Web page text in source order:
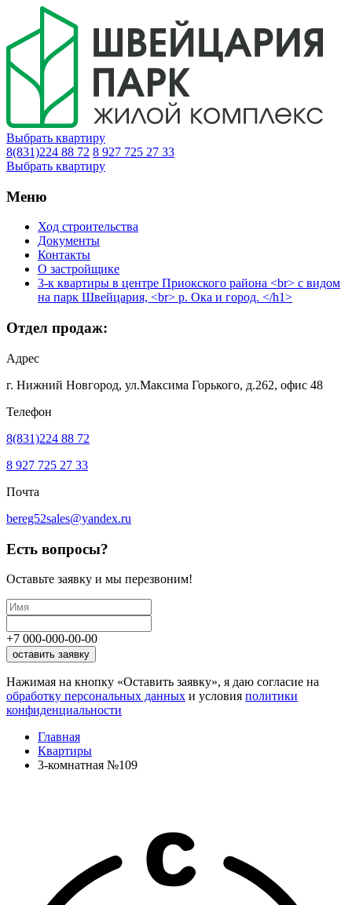
Выбрать квартиру
8(831)224 88 72 8 927 725 27 33
Выбрать квартиру
Меню
Ход строительства
Документы
Контакты
О застройщике
3-к квартиры в центре Приокского района <br> с видом
на парк Швейцария, <br> р. Ока и город. </h1>
Отдел продаж:
Адрес
г. Нижний Новгород, ул.Максима Горького, д.262, офис 48
Телефон
8(831)224 88 72
8 927 725 27 33
Почта
bereg52sales@yandex.ru
Есть вопросы?
Оставьте заявку и мы перезвоним!
+7 000-000-00-00
оставить заявку
Нажимая на кнопку «Оставить заявку», я даю согласие на
обработку персональных данных и условия политики
конфиденциальности
Главная
Квартиры
3-комнатная №109